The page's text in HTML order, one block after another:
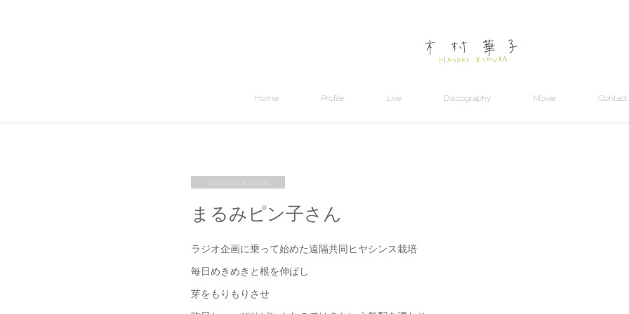
Home Profile Live Discography Movie Contact
まるみピン子さん
ラジオ企画に乗って始めた遠隔共同ヒヤシンス栽培
毎日めきめきと根を伸ばし
芽をもりもりさせ